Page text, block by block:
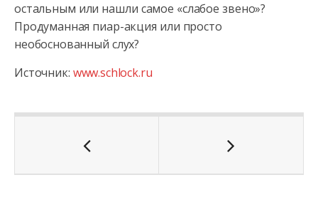
остальным или нашли самое «слабое звено»?
Продуманная пиар-акция или просто
необоснованный слух?
Источник: www.schlock.ru